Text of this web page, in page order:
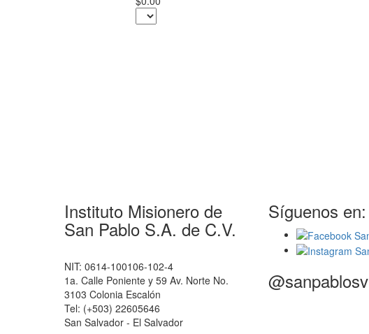
Instituto Misionero de
San Pablo S.A. de C.V.
NIT: 0614-100106-102-4
1a. Calle Poniente y 59 Av. Norte No.
3103 Colonia Escalón
Tel: (+503) 22605646
San Salvador - El Salvador
Síguenos en:
@sanpablosv